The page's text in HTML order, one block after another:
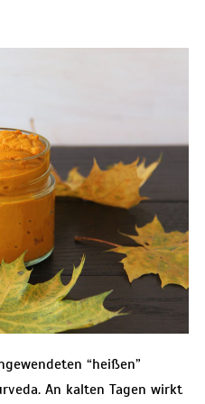
“heißen”
An kalten Tagen wirkt